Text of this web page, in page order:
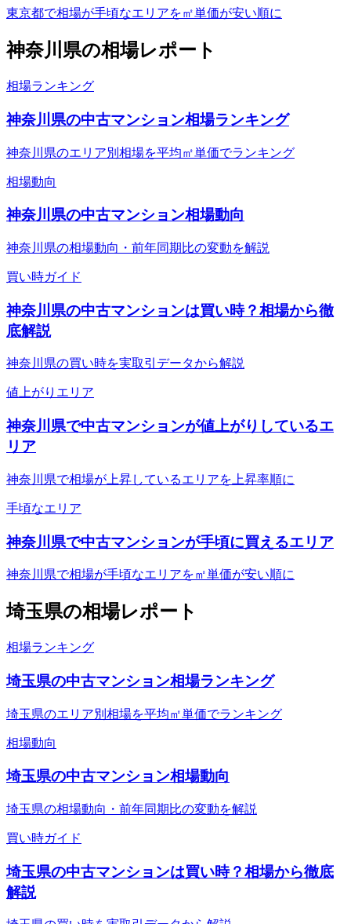
東京都で相場が手頃なエリアを㎡単価が安い順に
神奈川県の相場レポート
相場ランキング
神奈川県の中古マンション相場ランキング
神奈川県のエリア別相場を平均㎡単価でランキング
相場動向
神奈川県の中古マンション相場動向
神奈川県の相場動向・前年同期比の変動を解説
買い時ガイド
神奈川県の中古マンションは買い時？相場から徹
底解説
神奈川県の買い時を実取引データから解説
値上がりエリア
神奈川県で中古マンションが値上がりしているエ
リア
神奈川県で相場が上昇しているエリアを上昇率順に
手頃なエリア
神奈川県で中古マンションが手頃に買えるエリア
神奈川県で相場が手頃なエリアを㎡単価が安い順に
埼玉県の相場レポート
相場ランキング
埼玉県の中古マンション相場ランキング
埼玉県のエリア別相場を平均㎡単価でランキング
相場動向
埼玉県の中古マンション相場動向
埼玉県の相場動向・前年同期比の変動を解説
買い時ガイド
埼玉県の中古マンションは買い時？相場から徹底
解説